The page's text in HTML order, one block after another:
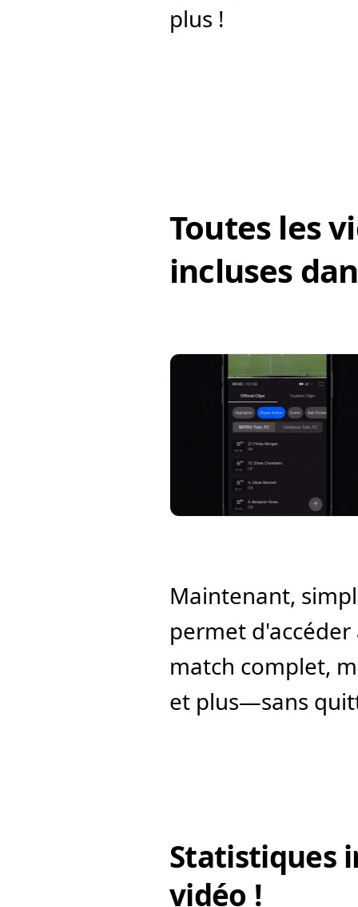
plus !
Toutes les
incluses
Maintenant,
permet
match complet,
et plus—sans
Statistiques
vidéo !